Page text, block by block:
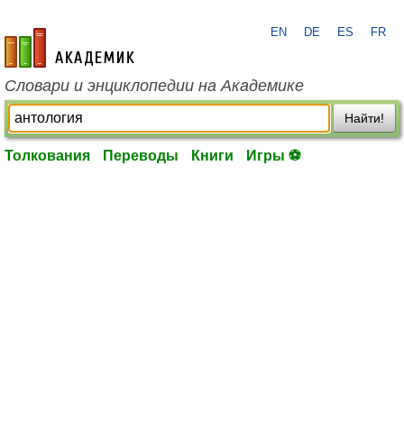
academic.ru
EN DE ES FR
Словари и энциклопедии на Академике
Найти!
Толкования Переводы Книги Игры ⚽